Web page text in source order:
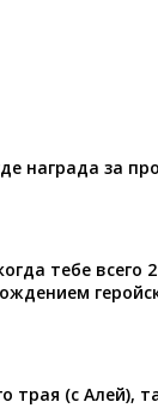
награда за
тебе всего
трая (с Алей),